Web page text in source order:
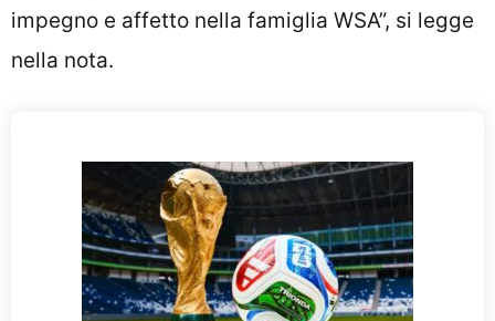
impegno e affetto nella famiglia WSA”, si legge
nella nota.